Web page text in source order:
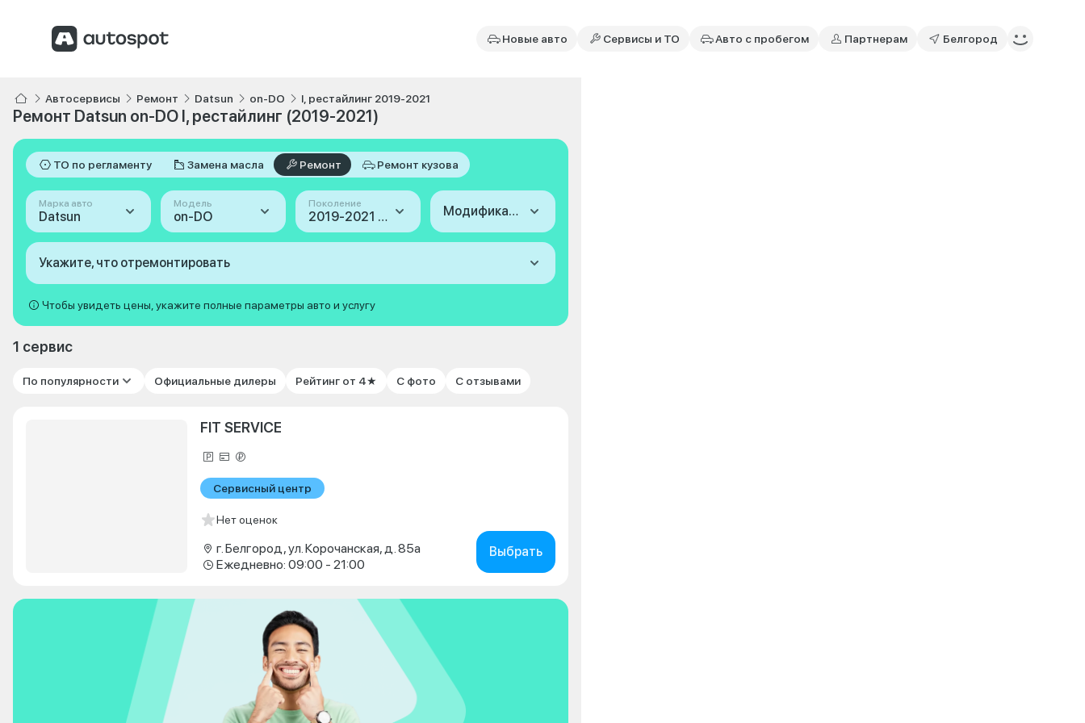
Новые авто Сервисы и ТО Авто с пробегом Партнерам Белгород
Автосервисы Ремонт Datsun on-DO I, рестайлинг 2019-2021
Ремонт Datsun on-DO I, рестайлинг (2019-2021)
ТО по регламенту Замена масла Ремонт Ремонт кузова
Марка авто
Datsun
Модель
on-DO
Поколение
2019-2021 (I, рестайлинг) Модификация
Укажите, что отремонтировать
Чтобы увидеть цены, укажите полные параметры авто и услугу
1 сервис
По популярности Официальные дилеры Рейтинг от 4★ С фото С отзывами
FIT SERVICE
Сервисный центр
Нет оценок
г. Белгород, ул. Корочанская, д. 85а
Ежедневно: 09:00 - 21:00
Выбрать